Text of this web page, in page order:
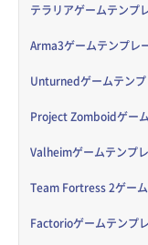
テラリアゲームテンプ
Arma3ゲームテンプレ
Unturnedゲームテンプ
Project Zomboidゲー
Valheimゲームテンプ
Team Fortress 2ゲー
Factorioゲームテンプ